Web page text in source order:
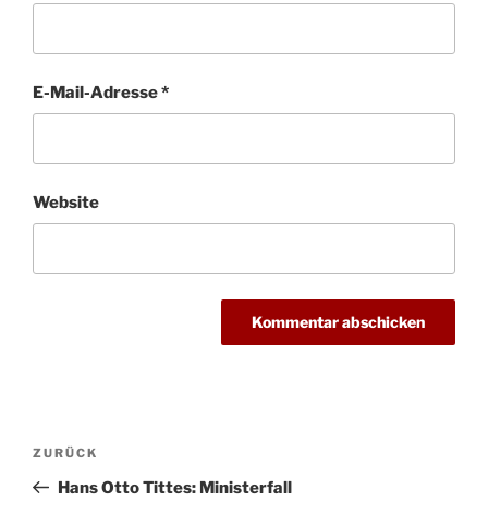
E-Mail-Adresse*
Website
Beitragsnavigation
Vorheriger
Beitrag
ZURÜCK
Hans Otto Tittes: Ministerfall